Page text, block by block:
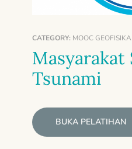
CATEGORY: MOOC GEOFISIKA
Masyarakat Siaga
Tsunami
BUKA PELATIHAN